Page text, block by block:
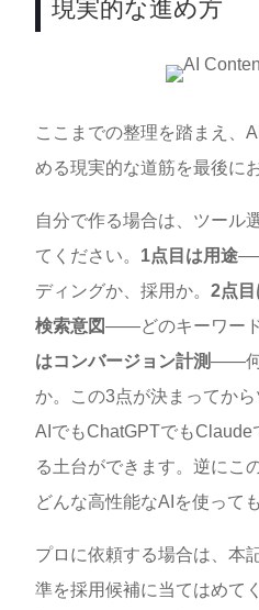
現実的な進め方
ここまでの整理を踏まえ、
める現実的な道筋を最後に
自分で作る場合は、ツール
てください。 1点目は用途
ディングか、採用か。2点
検索意図——どのキーワー
はコンバージョン計測——何
か。この3点が決まってか
AIでもChatGPTでもClaude
る土台ができます。逆にこ
どんな高性能なAIを使って
プロに依頼する場合は、本
準を採用候補に当てはめて